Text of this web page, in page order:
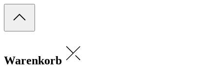
Warenkorb